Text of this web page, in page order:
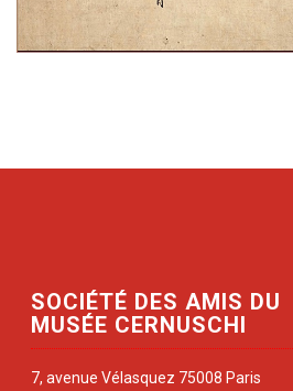
SOCIÉTÉ DES AMIS DU
MUSÉE CERNUSCHI
7, avenue Vélasquez 75008 Paris